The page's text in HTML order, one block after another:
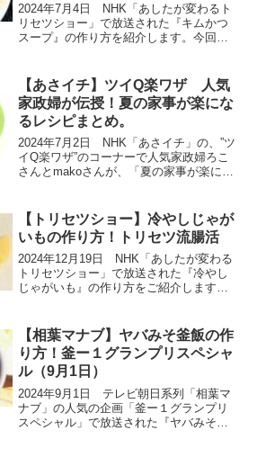
2024年7月4日 NHK「あしたが変わるト
リセツショー」で放送された『キムかつ
スープ』の作り方を紹介します。今回は
う。そういえば、以前よりキムチを食べ
ている実感があり...
【あさイチ】ツイQ楽ワザ 人気
家政婦が伝授！夏の家事が楽にな
るレシピまとめ。
2024年7月2日 NHK「あさイチ」の、”ツ
イQ楽ワザ”のコーナーで人気家政婦ろこ
さんとmakoさんが、「夏の家事が楽にな
す。暑い時期に火を使わずに時短で作れ
る料理は...
【トリセツショー】冷やしじゃが
いもの作り方！トリセツ流腸活
2024年12月19日 NHK「あしたが変わる
トリセツショー」で放送された『冷やし
じゃがいも』の作り方をご紹介します。
す。じゃがいもは、ダイエットに腸活
に、わざわざ取り...
【相葉マナブ】ヤバみそ釜飯の作
り方！釜ー１グランプリスペシャ
ル（9月1日）
2024年9月1日 テレビ朝日系列「相葉マ
ナブ」の人気の企画「釜ー１グランプリ
スペシャル」で放送された『ヤバみそ釜